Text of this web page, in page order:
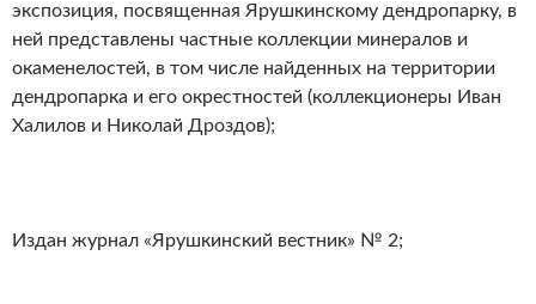
экспозиция, посвященная Ярушкинскому дендропарку, в
ней представлены частные коллекции минералов и
окаменелостей, в том числе найденных на территории
дендропарка и его окрестностей (коллекционеры Иван
Халилов и Николай Дроздов);
Издан журнал «Ярушкинский вестник» № 2;